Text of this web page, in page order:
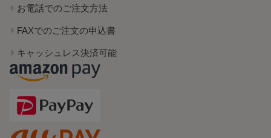
お電話でのご注文方法
FAXでのご注文の申込書
キャッシュレス決済可能